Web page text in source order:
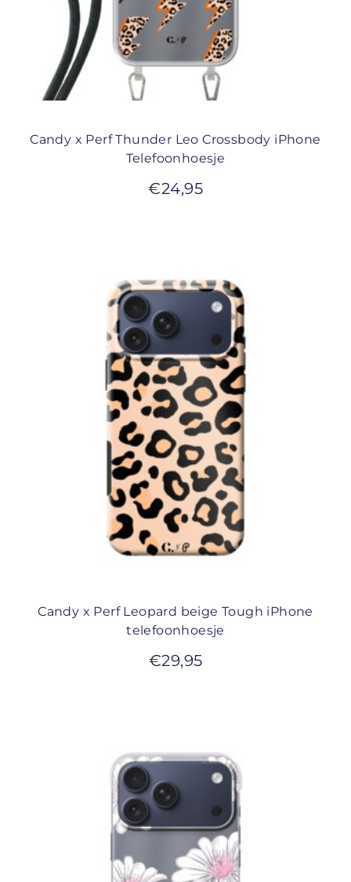
Candy x Perf Thunder Leo Crossbody iPhone
Telefoonhoesje
€24,95
Candy x Perf Leopard beige Tough iPhone
telefoonhoesje
€29,95